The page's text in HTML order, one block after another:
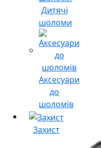
Дитячі
шоломи
Аксесуари
до
шоломів
Захист